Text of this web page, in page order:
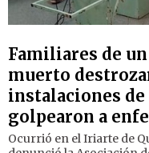
Familiares de
muerto
instalaciones
golpearon a
Ocurrió en el Iriarte de